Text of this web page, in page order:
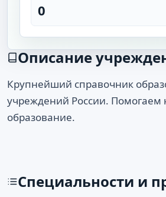
0
Описание
Крупнейший справочник
учреждений России. Помогаем
образование.
Специальности и